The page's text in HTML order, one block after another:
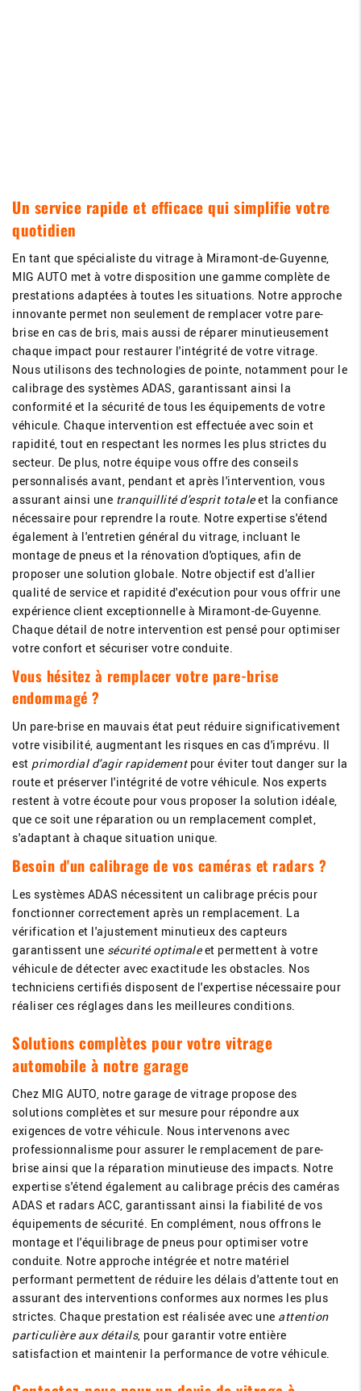
Un service rapide et efficace qui simplifie votre
quotidien
En tant que spécialiste du vitrage à Miramont-de-Guyenne,
MIG AUTO met à votre disposition une gamme complète de
prestations adaptées à toutes les situations. Notre approche
innovante permet non seulement de remplacer votre pare-
brise en cas de bris, mais aussi de réparer minutieusement
chaque impact pour restaurer l'intégrité de votre vitrage.
Nous utilisons des technologies de pointe, notamment pour le
calibrage des systèmes ADAS, garantissant ainsi la
conformité et la sécurité de tous les équipements de votre
véhicule. Chaque intervention est effectuée avec soin et
rapidité, tout en respectant les normes les plus strictes du
secteur. De plus, notre équipe vous offre des conseils
personnalisés avant, pendant et après l'intervention, vous
assurant ainsi une tranquillité d'esprit totaleet la confiance
nécessaire pour reprendre la route. Notre expertise s'étend
également à l'entretien général du vitrage, incluant le
montage de pneus et la rénovation d'optiques, afin de
proposer une solution globale. Notre objectif est d'allier
qualité de service et rapidité d'exécution pour vous offrir une
expérience client exceptionnelle à Miramont-de-Guyenne.
Chaque détail de notre intervention est pensé pour optimiser
votre confort et sécuriser votre conduite.
Vous hésitez à remplacer votre pare-brise
endommagé ?
Un pare-brise en mauvais état peut réduire significativement
votre visibilité, augmentant les risques en cas d'imprévu. Il
est primordial d'agir rapidementpour éviter tout danger sur la
route et préserver l'intégrité de votre véhicule. Nos experts
restent à votre écoute pour vous proposer la solution idéale,
que ce soit une réparation ou un remplacement complet,
s'adaptant à chaque situation unique.
Besoin d'un calibrage de vos caméras et radars ?
Les systèmes ADAS nécessitent un calibrage précis pour
fonctionner correctement après un remplacement. La
vérification et l'ajustement minutieux des capteurs
garantissent une sécurité optimaleet permettent à votre
véhicule de détecter avec exactitude les obstacles. Nos
techniciens certifiés disposent de l'expertise nécessaire pour
réaliser ces réglages dans les meilleures conditions.
Solutions complètes pour votre vitrage
automobile à notre garage
Chez MIG AUTO, notre garage de vitrage propose des
solutions complètes et sur mesure pour répondre aux
exigences de votre véhicule. Nous intervenons avec
professionnalisme pour assurer le remplacement de pare-
brise ainsi que la réparation minutieuse des impacts. Notre
expertise s'étend également au calibrage précis des caméras
ADAS et radars ACC, garantissant ainsi la fiabilité de vos
équipements de sécurité. En complément, nous offrons le
montage et l'équilibrage de pneus pour optimiser votre
conduite. Notre approche intégrée et notre matériel
performant permettent de réduire les délais d'attente tout en
assurant des interventions conformes aux normes les plus
strictes. Chaque prestation est réalisée avec une attention
particulière aux détails, pour garantir votre entière
satisfaction et maintenir la performance de votre véhicule.